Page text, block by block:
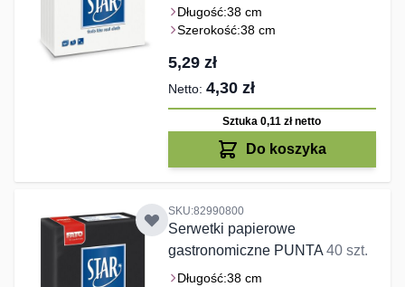
Długość:38 cm
Szerokość:38 cm
5,29 zł
4,30 zł
Sztuka 0,11 złnetto
Do koszyka
SKU:82990800
Serwetki papierowe
gastronomiczne PUNTA 40 szt.
Długość:38 cm